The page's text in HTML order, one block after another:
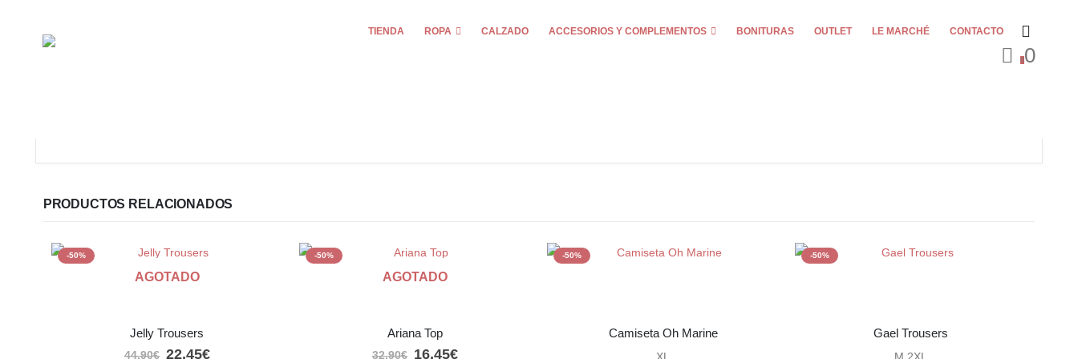
TIENDA ROPA CALZADO ACCESORIOS Y COMPLEMENTOS BONITURAS OUTLET LE MARCHÉ CONTACTO
00
PRODUCTOS RELACIONADOS
-50%
AGOTADO
Jelly Trousers
44,90€ El
22,45€El
-50%
AGOTADO
Ariana Top
32,90€ El
16,45€El
-50%
Camiseta Oh Marine
-50%
Gael Trousers